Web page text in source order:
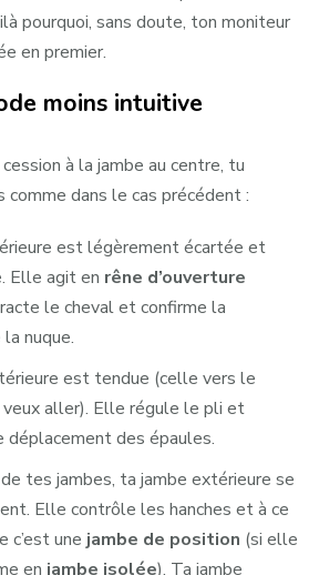
pourquoi, sans doute, ton moniteur
en premier.
moins intuitive
à la jambe au centre, tu
comme dans le cas précédent :
est légèrement écartée et
Elle agit en rêne d’ouverture
le cheval et confirme la
nuque.
est tendue (celle vers le
aller). Elle régule le pli et
déplacement des épaules.
tes jambes, ta jambe extérieure se
Elle contrôle les hanches et à ce
c’est une jambe de position (si elle
en jambe isolée). Ta jambe